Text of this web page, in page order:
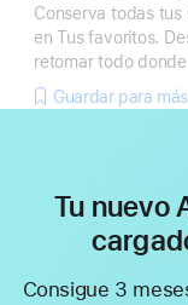
Conserva todas
en Tus favoritos.
retomar todo
Guardar para
Tu nuevo
Consigue 3